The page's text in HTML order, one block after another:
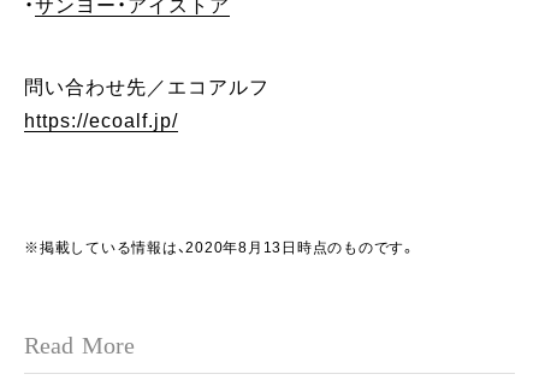
・サンヨー・アイストア
問い合わせ先／エコアルフ
https://ecoalf.jp/
※掲載している情報は、2020年8月13日時点のものです。
Read More